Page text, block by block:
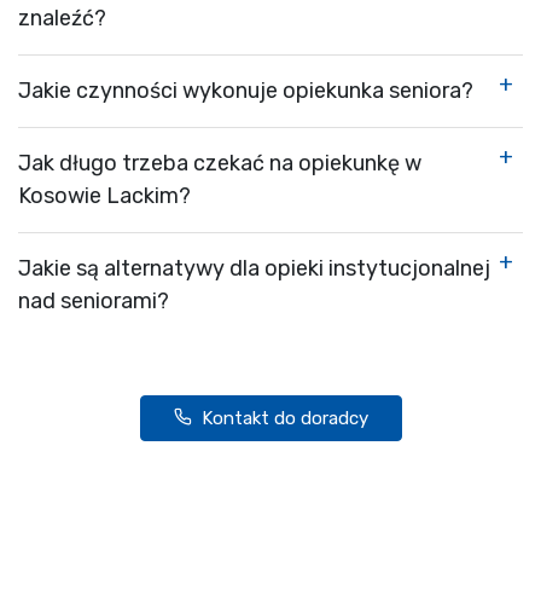
znaleźć?
Jakie czynności wykonuje opiekunka seniora?
Jak długo trzeba czekać na opiekunkę w
Kosowie Lackim?
Jakie są alternatywy dla opieki instytucjonalnej
nad seniorami?
Kontakt do doradcy